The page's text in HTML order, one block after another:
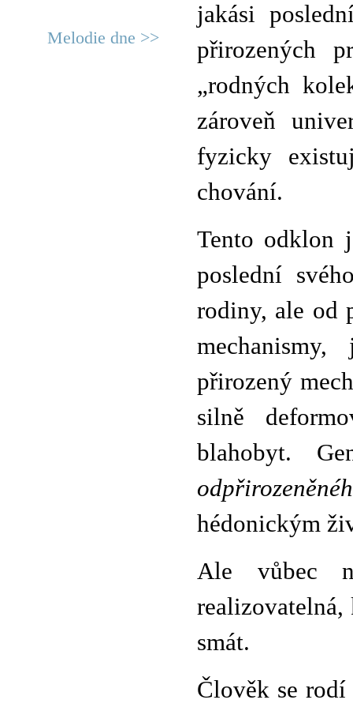
Melodie dne >>
jakási
přirozených
„rodných
zároveň
fyzicky
chování.
Tento odklon
poslední
rodiny, ale od
přirozený
silně
blahobyt.
hédonickým
Ale vůbec
smát.
Člověk se